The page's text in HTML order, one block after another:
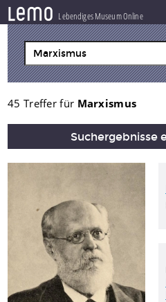
lemo Lebendiges Museum Online
ZEITSTRAHL
THEMEN
ZEITZEUGEN
BESTAND
45 Treffer für Marxismus
Suchergebnisse